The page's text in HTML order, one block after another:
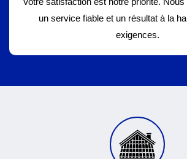
un service fiable et un résultat à la
exigences.